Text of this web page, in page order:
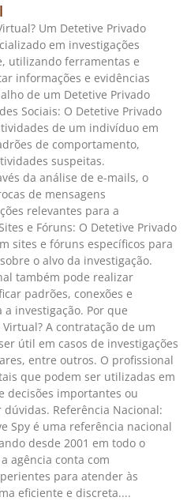
Um Detetive Privado
em investigações
utilizando ferramentas e
informações e evidências
de um Detetive Privado
Sociais: O Detetive Privado
de um indivíduo em
de comportamento,
suspeitas.
da análise de e-mails, o
de mensagens
relevantes para a
e Fóruns: O Detetive Privado
sites e fóruns específicos para
o alvo da investigação.
também pode realizar
padrões, conexões e
investigação. Por que
A contratação de um
útil em casos de investigações
entre outros. O profissional
que podem ser utilizadas em
decisões importantes ou
Referência Nacional:
Spy é uma referência nacional
desde 2001 em todo o
agência conta com
para atender às
eficiente e discreta.